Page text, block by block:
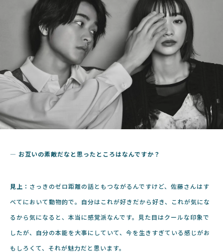
― お互いの素敵だなと思ったところはなんですか？
見上： さっきのゼロ距離の話ともつながるんですけど、佐藤さんはす
べてにおいて動物的で。自分はこれが好きだから好き、これが気にな
るから気になると、本当に感覚派なんです。見た目はクールな印象で
したが、自分の本能を大事にしていて、今を生きすぎている感じがお
もしろくて、それが魅力だと思います。